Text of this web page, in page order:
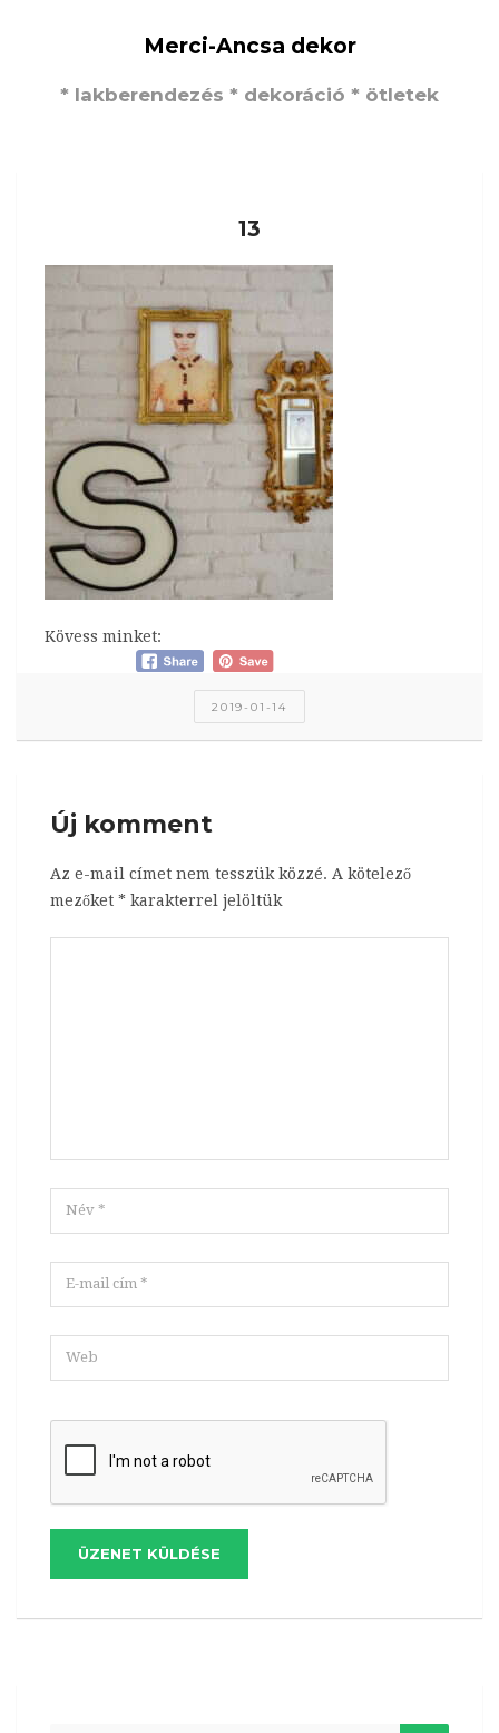
Merci-Ancsa dekor
* lakberendezés * dekoráció * ötletek
13
Kövess minket:
2019-01-14
Új komment
Az e-mail címet nem tesszük közzé. A kötelező
mezőket * karakterrel jelöltük
ÜZENET KÜLDÉSE